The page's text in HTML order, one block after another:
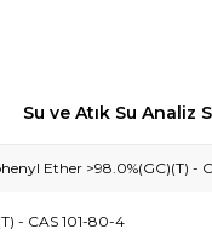
Su ve Atık Su Analiz
Ether >98.0%(GC)(T) -